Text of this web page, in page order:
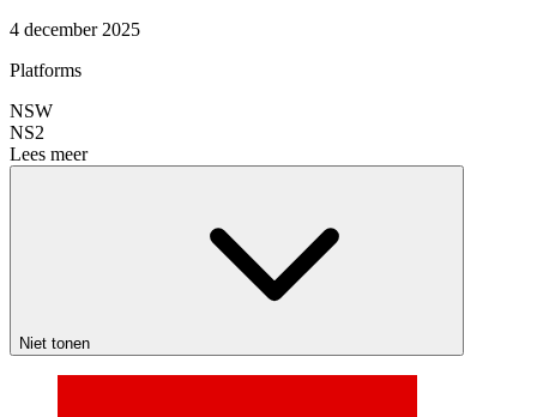
4 december 2025
Platforms
NSW
NS2
Lees meer
Niet tonen